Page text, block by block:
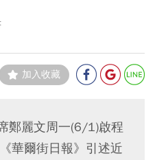
加入收藏
鄭麗文周一(6/1)啟程
華爾街日報》引述近